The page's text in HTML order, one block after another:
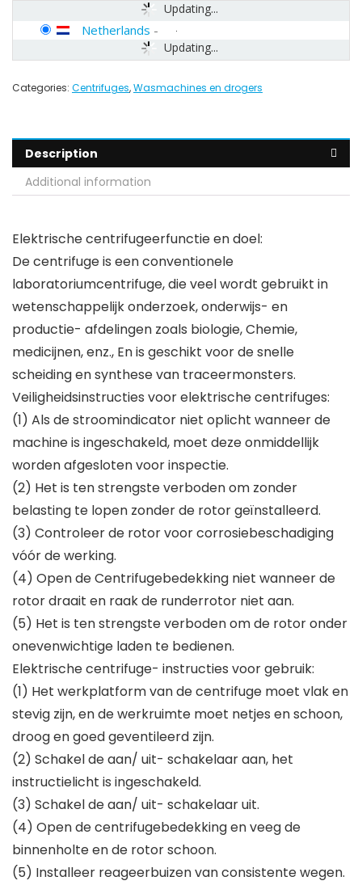
Updating...
Updating...
Netherlands -
Categories: Centrifuges,Wasmachines en drogers
Description
Additional information
Elektrische centrifugeerfunctie en doel:
De centrifuge is een conventionele
laboratoriumcentrifuge, die veel wordt gebruikt in
wetenschappelijk onderzoek, onderwijs- en
productie- afdelingen zoals biologie, Chemie,
medicijnen, enz., En is geschikt voor de snelle
scheiding en synthese van traceermonsters.
Veiligheidsinstructies voor elektrische centrifuges:
(1) Als de stroomindicator niet oplicht wanneer de
machine is ingeschakeld, moet deze onmiddellijk
worden afgesloten voor inspectie.
(2) Het is ten strengste verboden om zonder
belasting te lopen zonder de rotor geïnstalleerd.
(3) Controleer de rotor voor corrosiebeschadiging
vóór de werking.
(4) Open de Centrifugebedekking niet wanneer de
rotor draait en raak de runderrotor niet aan.
(5) Het is ten strengste verboden om de rotor onder
onevenwichtige laden te bedienen.
Elektrische centrifuge- instructies voor gebruik:
(1) Het werkplatform van de centrifuge moet vlak en
stevig zijn, en de werkruimte moet netjes en schoon,
droog en goed geventileerd zijn.
(2) Schakel de aan/ uit- schakelaar aan, het
instructielicht is ingeschakeld.
(3) Schakel de aan/ uit- schakelaar uit.
(4) Open de centrifugebedekking en veeg de
binnenholte en de rotor schoon.
(5) Installeer reageerbuizen van consistente wegen.